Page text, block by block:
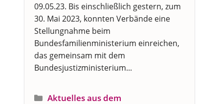
09.05.23. Bis einschließlich gestern, zum
30. Mai 2023, konnten Verbände eine
Stellungnahme beim
Bundesfamilienministerium einreichen,
das gemeinsam mit dem
Bundesjustizministerium...
Kategorien
Aktuelles aus dem